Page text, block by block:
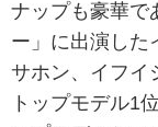
ナップも豪華で
ー」に出演した
サホン、イフイ
トップモデル1